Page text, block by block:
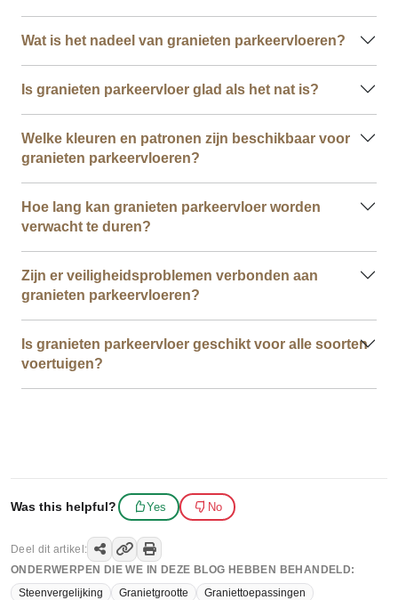
Wat is het nadeel van granieten parkeervloeren?
Is granieten parkeervloer glad als het nat is?
Welke kleuren en patronen zijn beschikbaar voor
granieten parkeervloeren?
Hoe lang kan granieten parkeervloer worden
verwacht te duren?
Zijn er veiligheidsproblemen verbonden aan
granieten parkeervloeren?
Is granieten parkeervloer geschikt voor alle soorten
voertuigen?
Was this helpful? Yes No
Deel dit artikel:
ONDERWERPEN DIE WE IN DEZE BLOG HEBBEN BEHANDELD:
Steenvergelijking
Granietgrootte
Graniettoepassingen